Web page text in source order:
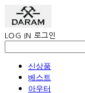
LOG IN 로그인
신상품
베스트
아우터